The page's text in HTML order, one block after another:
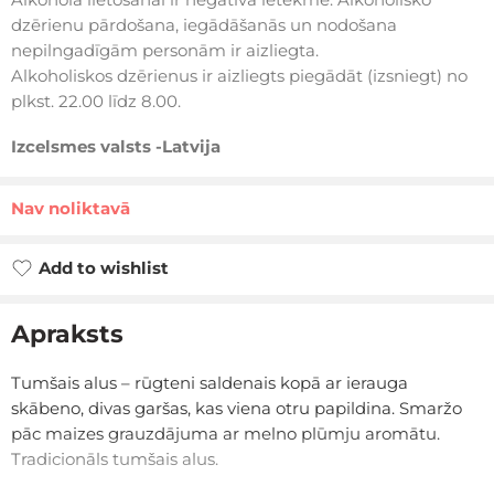
dzērienu pārdošana, iegādāšanās un nodošana
nepilngadīgām personām ir aizliegta.
Alkoholiskos dzērienus ir aizliegts piegādāt (izsniegt) no
plkst. 22.00 līdz 8.00.
Izcelsmes valsts -Latvija
Nav noliktavā
Add to wishlist
Apraksts
Tumšais alus – rūgteni saldenais kopā ar ierauga
skābeno, divas garšas, kas viena otru papildina. Smaržo
pāc maizes grauzdājuma ar melno plūmju aromātu.
Tradicionāls tumšais alus.